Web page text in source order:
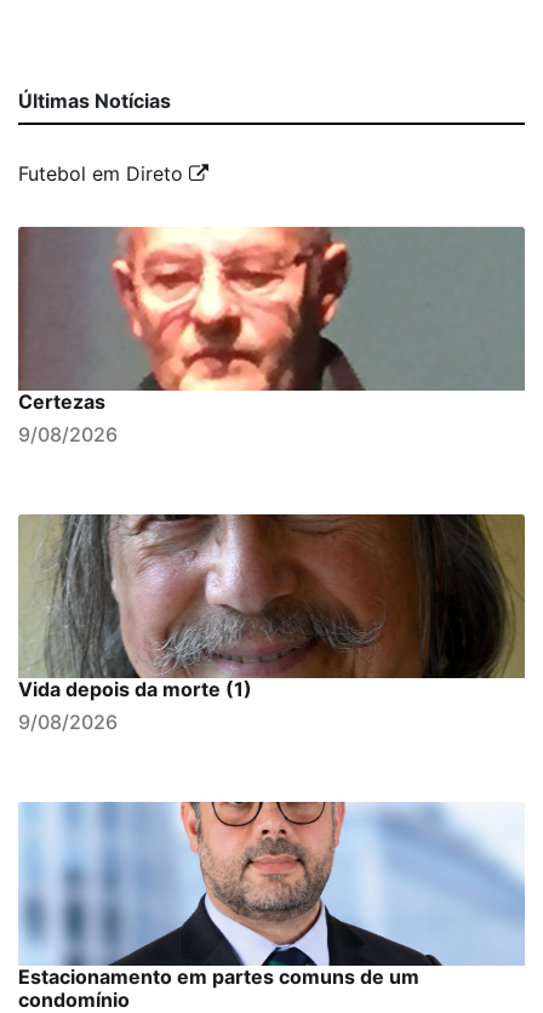
Últimas Notícias
Futebol em Direto
Certezas
9/08/2026
Vida depois da morte (1)
9/08/2026
Estacionamento em partes comuns de um
condomínio